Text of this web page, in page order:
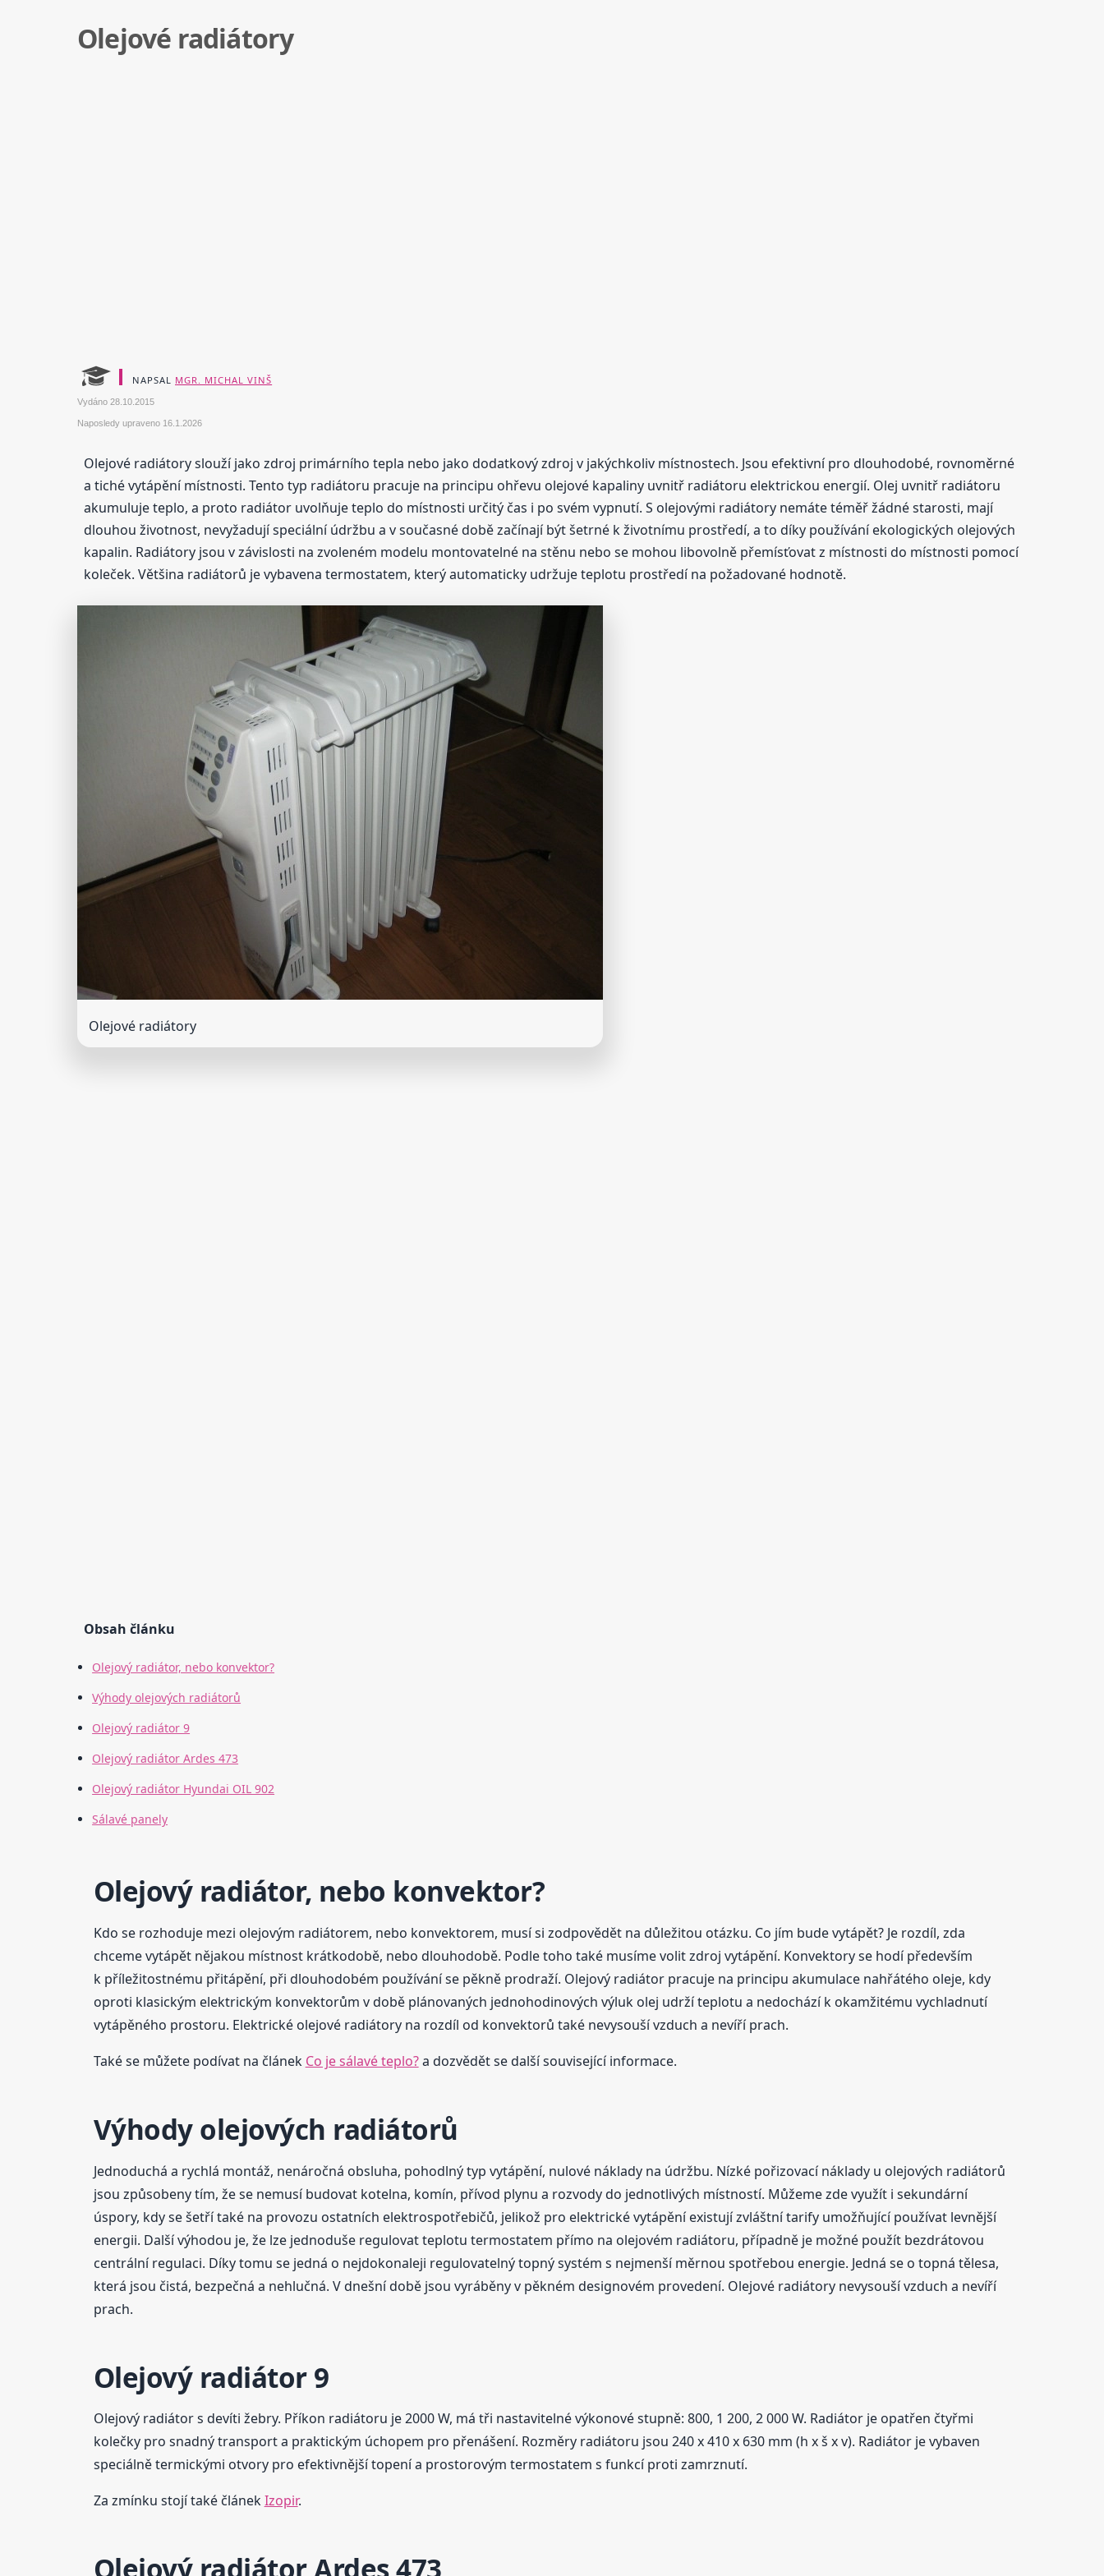
Olejové radiátory
NAPSAL MGR. MICHAL VINŠ
Vydáno28.10.2015
Naposledy upraveno 16.1.2026
Olejové radiátory slouží jako zdroj primárního tepla nebo jako dodatkový zdroj v jakýchkoliv místnostech. Jsou efektivní pro dlouhodobé, rovnoměrné
a tiché vytápění místnosti. Tento typ radiátoru pracuje na principu ohřevu olejové kapaliny uvnitř radiátoru elektrickou energií. Olej uvnitř radiátoru
akumuluje teplo, a proto radiátor uvolňuje teplo do místnosti určitý čas i po svém vypnutí. S olejovými radiátory nemáte téměř žádné starosti, mají
dlouhou životnost, nevyžadují speciální údržbu a v současné době začínají být šetrné k životnímu prostředí, a to díky používání ekologických olejových
kapalin. Radiátory jsou v závislosti na zvoleném modelu montovatelné na stěnu nebo se mohou libovolně přemísťovat z místnosti do místnosti pomocí
koleček. Většina radiátorů je vybavena termostatem, který automaticky udržuje teplotu prostředí na požadované hodnotě.
Olejové radiátory
Obsah článku
Olejový radiátor, nebo konvektor?
Výhody olejových radiátorů
Olejový radiátor 9
Olejový radiátor Ardes 473
Olejový radiátor Hyundai OIL 902
Sálavé panely
Olejový radiátor, nebo konvektor?
Kdo se rozhoduje mezi olejovým radiátorem, nebo konvektorem, musí si zodpovědět na důležitou otázku. Co jím bude vytápět? Je rozdíl, zda
chceme vytápět nějakou místnost krátkodobě, nebo dlouhodobě. Podle toho také musíme volit zdroj vytápění. Konvektory se hodí především
k příležitostnému přitápění, při dlouhodobém používání se pěkně prodraží. Olejový radiátor pracuje na principu akumulace nahřátého oleje, kdy
oproti klasickým elektrickým konvektorům v době plánovaných jednohodinových výluk olej udrží teplotu a nedochází k okamžitému vychladnutí
vytápěného prostoru. Elektrické olejové radiátory na rozdíl od konvektorů také nevysouší vzduch a nevíří prach.
Také se můžete podívat na článek Co je sálavé teplo?a dozvědět se další související informace.
Výhody olejových radiátorů
Jednoduchá a rychlá montáž, nenáročná obsluha, pohodlný typ vytápění, nulové náklady na údržbu. Nízké pořizovací náklady u olejových radiátorů
jsou způsobeny tím, že se nemusí budovat kotelna, komín, přívod plynu a rozvody do jednotlivých místností. Můžeme zde využít i sekundární
úspory, kdy se šetří také na provozu ostatních elektrospotřebičů, jelikož pro elektrické vytápění existují zvláštní tarify umožňující používat levnější
energii. Další výhodou je, že lze jednoduše regulovat teplotu termostatem přímo na olejovém radiátoru, případně je možné použít bezdrátovou
centrální regulaci. Díky tomu se jedná o nejdokonaleji regulovatelný topný systém s nejmenší měrnou spotřebou energie. Jedná se o topná tělesa,
která jsou čistá, bezpečná a nehlučná. V dnešní době jsou vyráběny v pěkném designovém provedení. Olejové radiátory nevysouší vzduch a nevíří
prach.
Olejový radiátor 9
Olejový radiátor s devíti žebry. Příkon radiátoru je 2000 W, má tři nastavitelné výkonové stupně: 800, 1 200, 2 000 W. Radiátor je opatřen čtyřmi
kolečky pro snadný transport a praktickým úchopem pro přenášení. Rozměry radiátoru jsou 240 x 410 x 630 mm (h x š x v). Radiátor je vybaven
speciálně termickými otvory pro efektivnější topení a prostorovým termostatem s funkcí proti zamrznutí.
Za zmínku stojí také článekIzopir.